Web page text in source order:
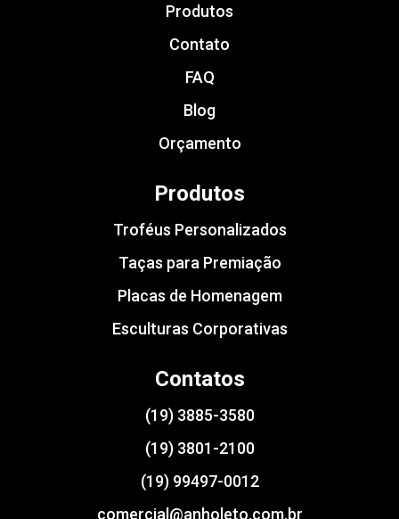
Produtos
Contato
FAQ
Blog
Orçamento
Produtos
Troféus Personalizados
Taças para Premiação
Placas de Homenagem
Esculturas Corporativas
Contatos
(19) 3885-3580
(19) 3801-2100
(19) 99497-0012
comercial@anholeto.com.br